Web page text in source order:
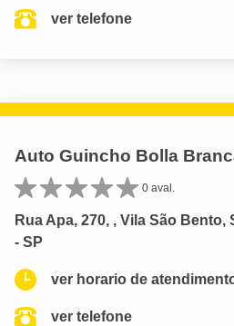
ver telefone
Auto Guincho Bolla
0 aval.
Rua Apa, 270, , Vila São
- SP
ver horario de
ver telefone